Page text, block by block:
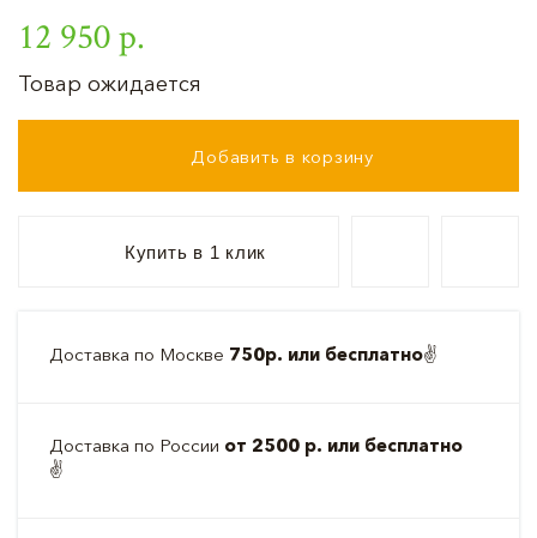
12 950 р.
Товар ожидается
Добавить в корзину
Купить в 1 клик
Доставка по Москве 750р. или бесплатно✌️
Доставка по России от 2500 р. или бесплатно
✌️